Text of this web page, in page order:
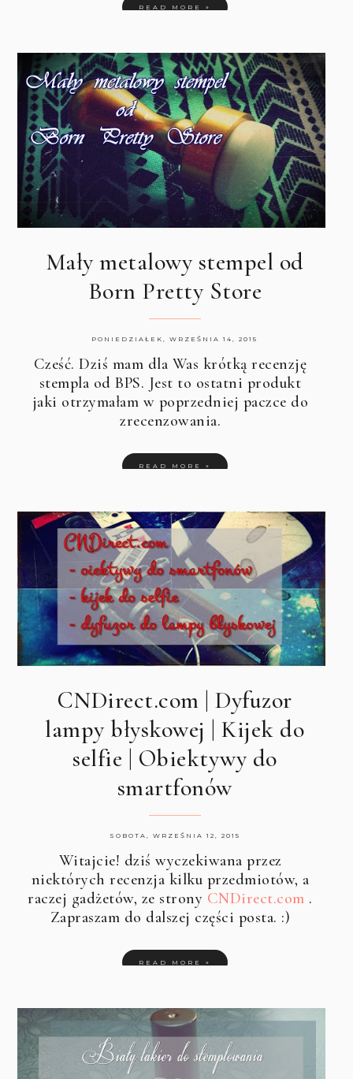
READ MORE »
Mały metalowy stempel od
Born Pretty Store
PONIEDZIAŁEK, WRZEŚNIA 14, 2015
Cześć. Dziś mam dla Was krótką recenzję
stempla od BPS. Jest to ostatni produkt
jaki otrzymałam w poprzedniej paczce do
zrecenzowania.
READ MORE »
CNDirect.com | Dyfuzor
lampy błyskowej | Kijek do
selfie | Obiektywy do
smartfonów
SOBOTA, WRZEŚNIA 12, 2015
Witajcie! dziś wyczekiwana przez
niektórych recenzja kilku przedmiotów, a
raczej gadżetów, ze strony CNDirect.com .
Zapraszam do dalszej części posta. :)
READ MORE »